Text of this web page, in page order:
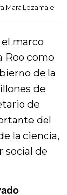
Mara Lezama e
el marco
Roo como
de la
de
de
del
la ciencia,
social de